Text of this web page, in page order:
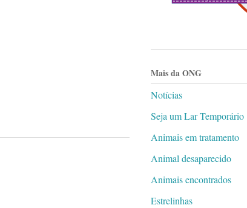
Mais da ONG
Notícias
Seja um Lar Temporário
Animais em tratamento
Animal desaparecido
Animais encontrados
Estrelinhas